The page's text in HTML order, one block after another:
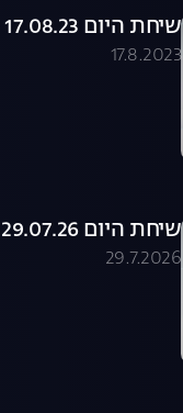
שיחת היום 17.08.23 - התכנית המלאה
17.8.2023
שיחת היום 29.07.26 - התכנית המלאה
29.7.2026